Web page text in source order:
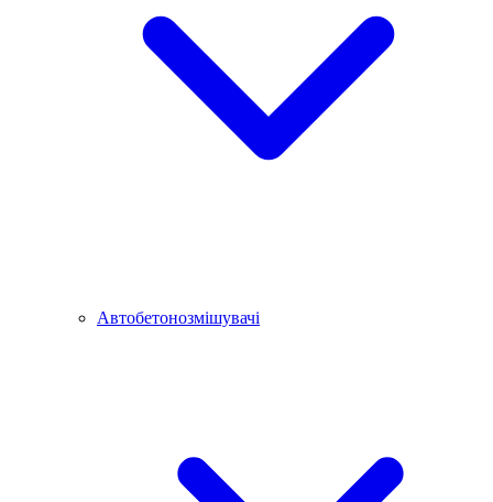
Автобетонозмішувачі